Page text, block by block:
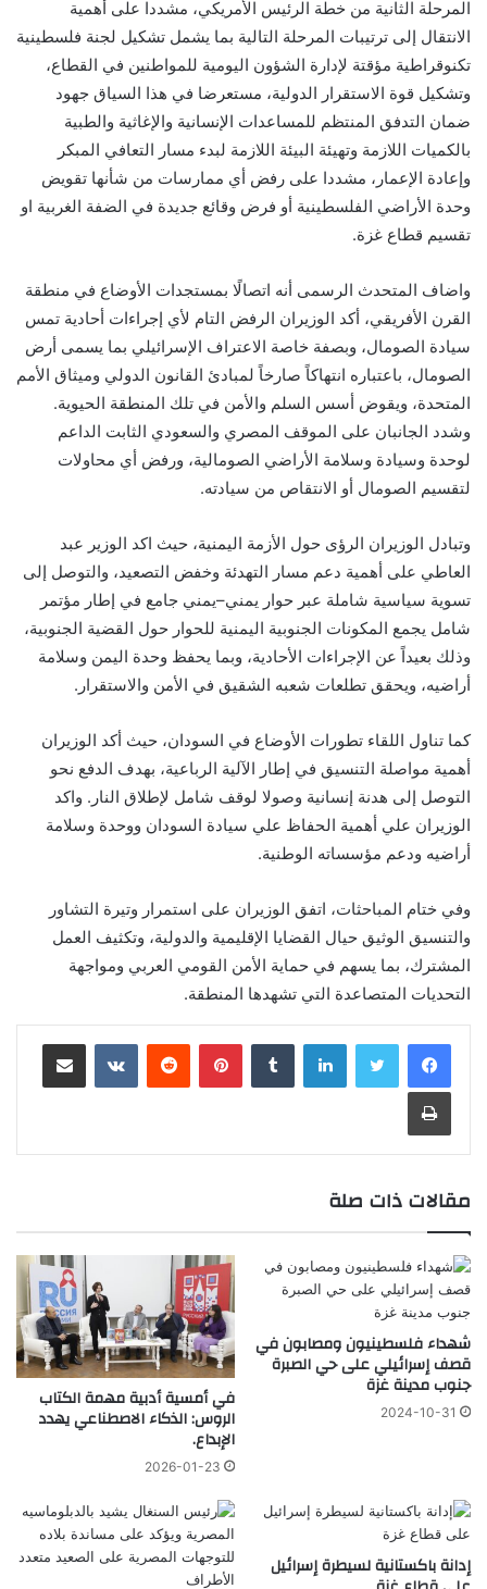
المرحلة الثانية من خطة الرئيس الأمريكي، مشددا على أهمية
الانتقال إلى ترتيبات المرحلة التالية بما يشمل تشكيل لجنة فلسطينية
تكنوقراطية مؤقتة لإدارة الشؤون اليومية للمواطنين في القطاع،
وتشكيل قوة الاستقرار الدولية، مستعرضا في هذا السياق جهود
ضمان التدفق المنتظم للمساعدات الإنسانية والإغاثية والطبية
بالكميات اللازمة وتهيئة البيئة اللازمة لبدء مسار التعافي المبكر
وإعادة الإعمار، مشددا على رفض أي ممارسات من شأنها تقويض
وحدة الأراضي الفلسطينية أو فرض وقائع جديدة في الضفة الغربية او
تقسيم قطاع غزة.
واضاف المتحدث الرسمى أنه اتصالًا بمستجدات الأوضاع في منطقة
القرن الأفريقي، أكد الوزيران الرفض التام لأي إجراءات أحادية تمس
سيادة الصومال، وبصفة خاصة الاعتراف الإسرائيلي بما يسمى أرض
الصومال، باعتباره انتهاكاً صارخاً لمبادئ القانون الدولي وميثاق الأمم
المتحدة، ويقوض أسس السلم والأمن في تلك المنطقة الحيوية.
وشدد الجانبان على الموقف المصري والسعودي الثابت الداعم
لوحدة وسيادة وسلامة الأراضي الصومالية، ورفض أي محاولات
لتقسيم الصومال أو الانتقاص من سيادته.
وتبادل الوزيران الرؤى حول الأزمة اليمنية، حيث اكد الوزير عبد
العاطي على أهمية دعم مسار التهدئة وخفض التصعيد، والتوصل إلى
تسوية سياسية شاملة عبر حوار يمني–يمني جامع في إطار مؤتمر
شامل يجمع المكونات الجنوبية اليمنية للحوار حول القضية الجنوبية،
وذلك بعيداً عن الإجراءات الأحادية، وبما يحفظ وحدة اليمن وسلامة
أراضيه، ويحقق تطلعات شعبه الشقيق في الأمن والاستقرار.
كما تناول اللقاء تطورات الأوضاع في السودان، حيث أكد الوزيران
أهمية مواصلة التنسيق في إطار الآلية الرباعية، بهدف الدفع نحو
التوصل إلى هدنة إنسانية وصولا لوقف شامل لإطلاق النار. واكد
الوزيران علي أهمية الحفاظ علي سيادة السودان ووحدة وسلامة
أراضيه ودعم مؤسساته الوطنية.
وفي ختام المباحثات، اتفق الوزيران على استمرار وتيرة التشاور
والتنسيق الوثيق حيال القضايا الإقليمية والدولية، وتكثيف العمل
المشترك، بما يسهم في حماية الأمن القومي العربي ومواجهة
التحديات المتصاعدة التي تشهدها المنطقة.
لينكدإن بينتيريست
مقالات ذات صلة
شهداء فلسطينيون ومصابون في
قصف إسرائيلي على حي الصبرة
جنوب مدينة غزة
2024-10-31 في أمسية أدبية مهمة الكتاب
الروس: الذكاء الاصطناعي يهدد
الإبداع.
2026-01-23
إدانة باكستانية لسيطرة إسرائيل